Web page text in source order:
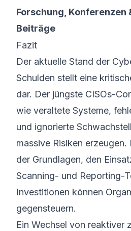
Forschung, Konferenzen
Beiträge
Fazit
Der aktuelle Stand der
Schulden stellt eine
dar. Der jüngste CISOs-
wie veraltete Systeme,
und ignorierte
massive Risiken erzeugen.
der Grundlagen, den
Scanning- und Reporting-
Investitionen können
gegensteuern.
Ein Wechsel von reaktiver